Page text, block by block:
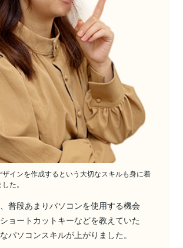
ザインを作成するという大切なスキルも身に着
た。
普段あまりパソコンを使用する機会
ョートカットキーなどを教えていた
パソコンスキルが上がりました。